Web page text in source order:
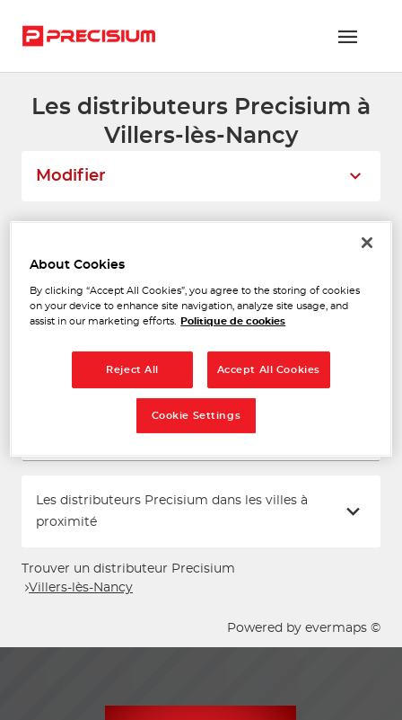
RÉSEAU PRECISIUM
NOUS REJOINDRE
CONTACTEZ-NOUS
Les distributeurs Precisium à
Villers-lès-Nancy
Modifier
1
10.81
LORTRUCKS SAS
Za les Moussieres
Fermé actuellement
Téléphone
Voir plus
Les distributeurs Precisium dans les villes à
proximité
Trouver un distributeur Precisium
Villers-lès-Nancy
Powered by evermaps ©
About Cookies
By clicking “Accept All Cookies”, you agree to the storing of cookies
on your device to enhance site navigation, analyze site usage, and
assist in our marketing efforts.
Politique de cookies
Reject All Accept All Cookies
Cookie Settings